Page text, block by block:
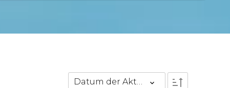
Datum der Aktualisierung